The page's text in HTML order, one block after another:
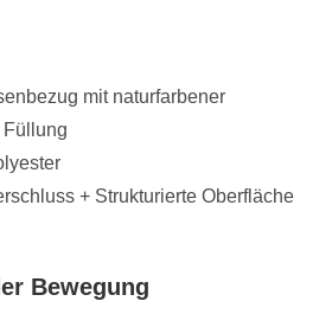
mit naturfarbener
Füllung
+ Strukturierte Oberfläche
Bewegung